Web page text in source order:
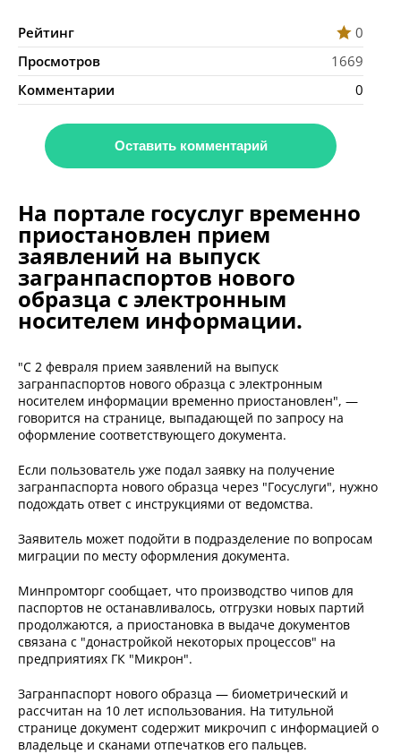
Рейтинг
0
Просмотров
1669
Комментарии
0
Оставить комментарий
На портале госуслуг временно
приостановлен прием
заявлений на выпуск
загранпаспортов нового
образца с электронным
носителем информации.
"С 2 февраля прием заявлений на выпуск
загранпаспортов нового образца с электронным
носителем информации временно приостановлен", —
говорится на странице, выпадающей по запросу на
оформление соответствующего документа.
Если пользователь уже подал заявку на получение
загранпаспорта нового образца через "Госуслуги", нужно
подождать ответ с инструкциями от ведомства.
Заявитель может подойти в подразделение по вопросам
миграции по месту оформления документа.
Минпромторг сообщает, что производство чипов для
паспортов не останавливалось, отгрузки новых партий
продолжаются, а приостановка в выдаче документов
связана с "донастройкой некоторых процессов" на
предприятиях ГК "Микрон".
Загранпаспорт нового образца — биометрический и
рассчитан на 10 лет использования. На титульной
странице документ содержит микрочип с информацией о
владельце и сканами отпечатков его пальцев.